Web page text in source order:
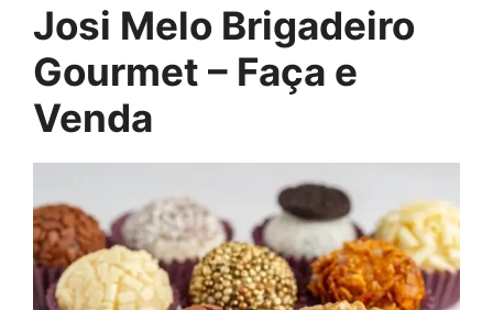
Josi Melo Brigadeiro
Gourmet – Faça e
Venda